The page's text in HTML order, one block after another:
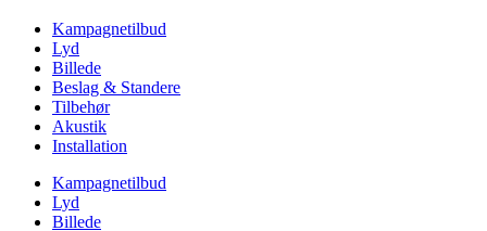
Kampagnetilbud
Lyd
Billede
Beslag & Standere
Tilbehør
Akustik
Installation
Kampagnetilbud
Lyd
Billede